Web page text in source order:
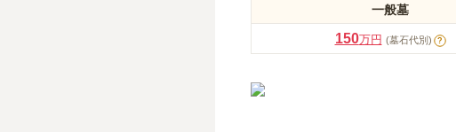
一般墓
150万円 (墓石代別) ?